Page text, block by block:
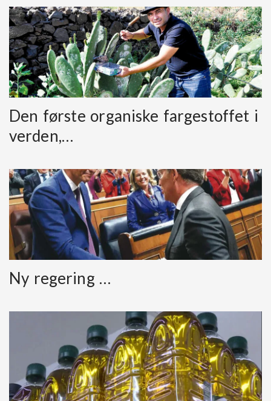
Den første organiske fargestoffet i
verden,…
Ny regering …